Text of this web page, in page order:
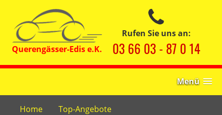
Rufen Sie uns an:
03 66 03 - 87 0 14
Menü
Home Top-Angebote